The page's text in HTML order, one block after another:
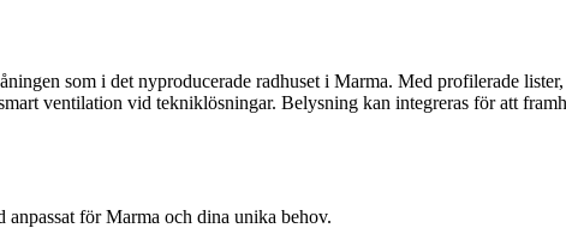
som i det nyproducerade radhuset i Marma. Med profilerade
ventilation vid tekniklösningar. Belysning kan integreras för att
för Marma och dina unika behov.